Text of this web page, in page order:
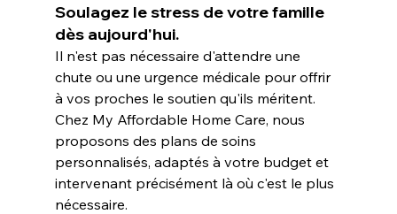
Soulagez le stress de votre famille
dès aujourd'hui.
Il n'est pas nécessaire d'attendre une
chute ou une urgence médicale pour offrir
à vos proches le soutien qu'ils méritent.
Chez My Affordable Home Care, nous
proposons des plans de soins
personnalisés, adaptés à votre budget et
intervenant précisément là où c'est le plus
nécessaire.